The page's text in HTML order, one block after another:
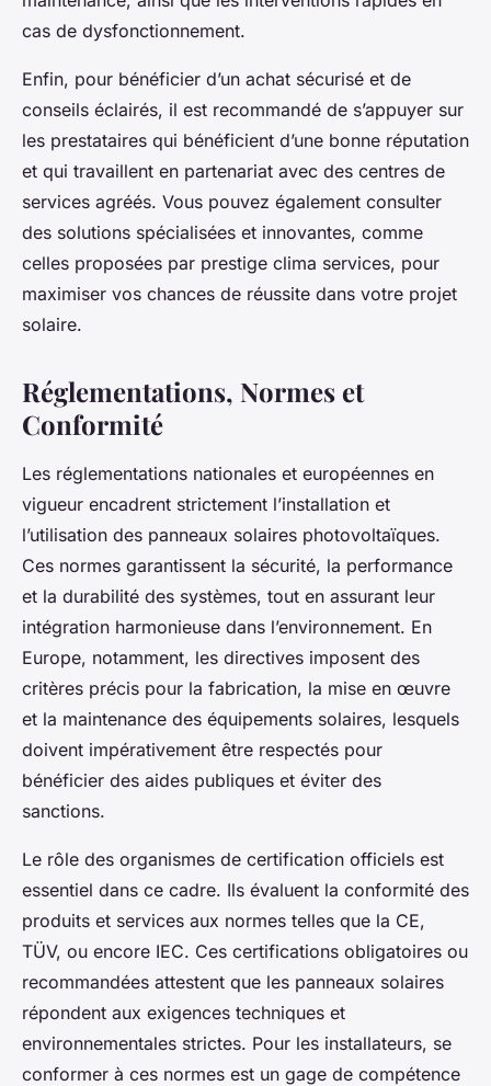
cas de dysfonctionnement.
Enfin, pour bénéficier d’un achat sécurisé et de
conseils éclairés, il est recommandé de s’appuyer sur
les prestataires qui bénéficient d’une bonne réputation
et qui travaillent en partenariat avec des centres de
services agréés. Vous pouvez également consulter
des solutions spécialisées et innovantes, comme
celles proposées par prestige clima services, pour
maximiser vos chances de réussite dans votre projet
solaire.
Réglementations, Normes et
Conformité
Les réglementations nationales et européennes en
vigueur encadrent strictement l’installation et
l’utilisation des panneaux solaires photovoltaïques.
Ces normes garantissent la sécurité, la performance
et la durabilité des systèmes, tout en assurant leur
intégration harmonieuse dans l’environnement. En
Europe, notamment, les directives imposent des
critères précis pour la fabrication, la mise en œuvre
et la maintenance des équipements solaires, lesquels
doivent impérativement être respectés pour
bénéficier des aides publiques et éviter des
sanctions.
Le rôle des organismes de certification officiels est
essentiel dans ce cadre. Ils évaluent la conformité des
produits et services aux normes telles que la CE,
TÜV, ou encore IEC. Ces certifications obligatoires ou
recommandées attestent que les panneaux solaires
répondent aux exigences techniques et
environnementales strictes. Pour les installateurs, se
conformer à ces normes est un gage de compétence